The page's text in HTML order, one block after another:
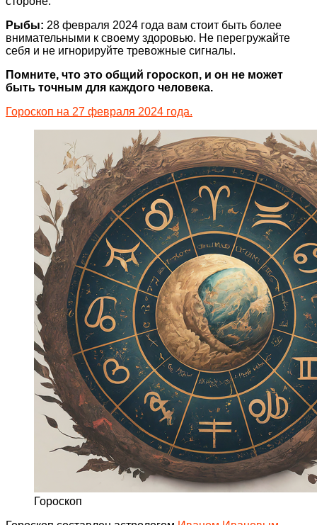
Рыбы: 28 февраля 2024 года вам стоит быть более
внимательными к своему здоровью. Не перегружайте
себя и не игнорируйте тревожные сигналы.
Помните, что это общий гороскоп, и он не может
быть точным для каждого человека.
Гороскоп на 27 февраля 2024 года.
Гороскоп